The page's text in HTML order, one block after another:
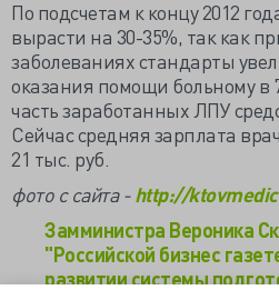
По подсчетам к концу 2012
вырасти на 30-35%, так как
заболеваниях стандарты
оказания помощи больному в
часть заработанных ЛПУ
Сейчас средняя зарплата
21 тыс. руб.
фото с сайта -http://
Замминистра Вероника
"Российской бизнес
развитии системы